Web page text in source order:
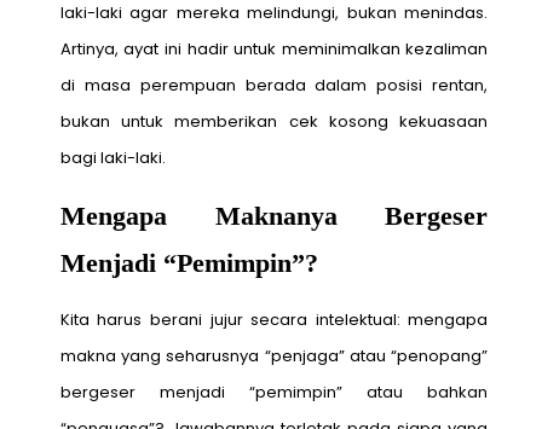
laki-laki agar mereka melindungi, bukan menindas.
Artinya, ayat ini hadir untuk meminimalkan kezaliman
di masa perempuan berada dalam posisi rentan,
bukan untuk memberikan cek kosong kekuasaan
bagi laki-laki.
Mengapa Maknanya Bergeser
Menjadi “Pemimpin”?
Kita harus berani jujur secara intelektual: mengapa
makna yang seharusnya “penjaga” atau “penopang”
bergeser menjadi “pemimpin” atau bahkan